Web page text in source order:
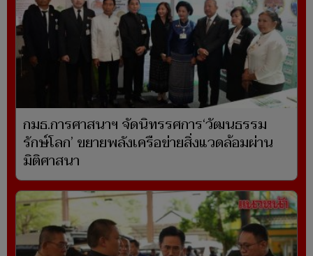
กมธ.การศาสนาฯ จัดนิทรรศการ‘วัฒนธรรม
รักษ์โลก’ ขยายพลังเครือข่ายสิ่งแวดล้อมผ่าน
มิติศาสนา